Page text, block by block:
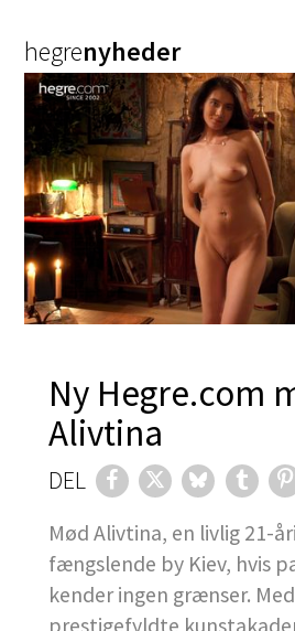
hegrenyheder
Ny Hegre.com
Alivtina
DEL
Mød Alivtina, en livlig 21-
fængslende by Kiev, hvis
kender ingen grænser.